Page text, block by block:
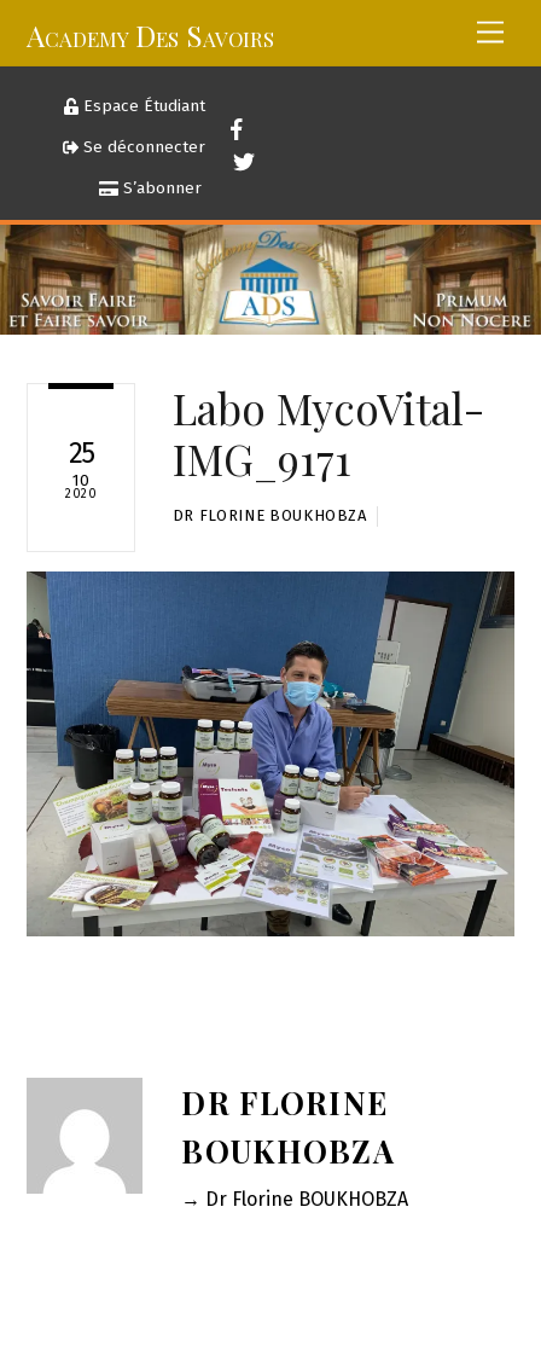
Academy Des Savoirs
Espace Étudiant
Se déconnecter
S’abonner
25
10
2020
Labo MycoVital-
IMG_9171
DR FLORINE BOUKHOBZA
DR FLORINE
BOUKHOBZA
→ Dr Florine BOUKHOBZA